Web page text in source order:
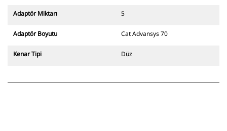
CW Özel Ataşman Değiştirici
hızlı ataşman değiştirici
Ataşman Değiştiricilerde bulunan
CW Özel Ataşman Değiştiriciler,
Adaptör Miktarı 5
Adaptör Boyutu Cat Advansys 70
Kenar Tipi Düz